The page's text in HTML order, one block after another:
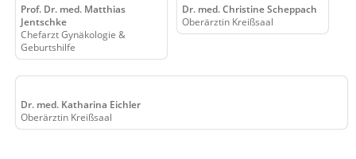
Prof. Dr. med. Matthias
Jentschke
Chefarzt Gynäkologie &
Geburtshilfe
Dr. med. Christine Scheppach
Oberärztin Kreißsaal
Dr. med. Katharina Eichler
Oberärztin Kreißsaal